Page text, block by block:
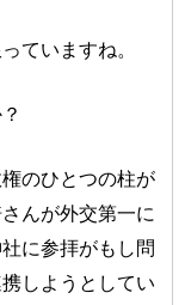
ていますね。
のひとつの柱が
んが外交第一に
に参拝がもし問
しようとしてい